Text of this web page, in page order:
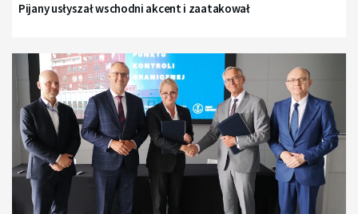
Pijany usłyszał wschodni akcent i zaatakował